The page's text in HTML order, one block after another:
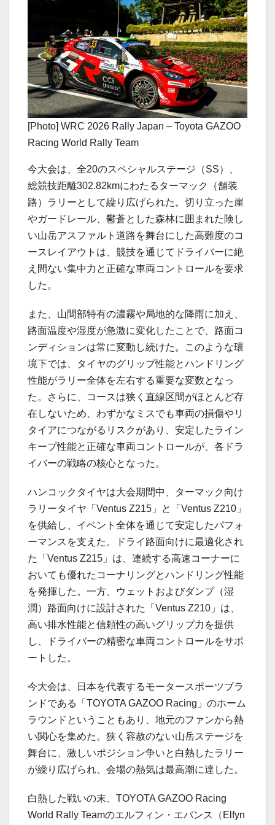
[Photo] WRC 2026 Rally Japan – Toyota GAZOO
Racing World Rally Team
今大会は、全20のスペシャルステージ（SS）、
総競技距離302.82kmにわたるターマック（舗装
路）ラリーとして繰り広げられた。切り立った崖
やガードレール、鬱蒼とした森林に囲まれた険し
い山岳アスファルト道路を舞台にした高難度のコ
ースレイアウトは、競技を通じてドライバーに絶
え間ない集中力と正確な車両コントロールを要求
した。
また、山間部特有の濃霧や局地的な降雨に加え、
路面温度や湿度が急激に変化したことで、路面コ
ンディションは常に変動し続けた。このような環
境下では、タイヤのグリップ性能とハンドリング
性能がラリー全体を左右する重要な変数となっ
た。さらに、コースは狭く直線区間がほとんど存
在しないため、わずかなミスでも車両の損傷やリ
タイアにつながるリスクがあり、安定したライン
キープ性能と正確な車両コントロールが、各ドラ
イバーの戦略の核心となった。
ハンコックタイヤは大会期間中、ターマック向け
ラリータイヤ「Ventus Z215」と「Ventus Z210」
を供給し、イベント全体を通じて安定したパフォ
ーマンスを支えた。ドライ路面向けに最適化され
た「Ventus Z215」は、連続する高速コーナーに
おいても優れたコーナリングとハンドリング性能
を発揮した。一方、ウェットおよびダンプ（湿
潤）路面向けに設計された「Ventus Z210」は、
高い排水性能と信頼性の高いグリップ力を提供
し、ドライバーの精密な車両コントロールをサポ
ートした。
今大会は、日本を代表するモータースポーツブラ
ンドである「TOYOTA GAZOO Racing」のホーム
ラウンドということもあり、地元のファンから熱
い関心を集めた。狭く容赦のない山岳ステージを
舞台に、激しいポジション争いと白熱したラリー
が繰り広げられ、会場の熱気は最高潮に達した。
白熱した戦いの末、TOYOTA GAZOO Racing
World Rally Teamのエルフィン・エバンス（Elfyn